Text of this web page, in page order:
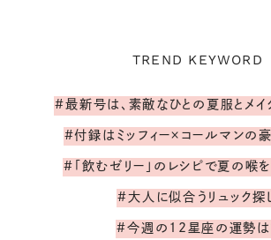
TREND KEYWORD
#最新号は、素敵なひとの夏服とメイ
#付録はミッフィー×コールマンの豪
#「飲むゼリー」のレシピで夏の喉を
#大人に似合うリュック探
#今週の12星座の運勢は